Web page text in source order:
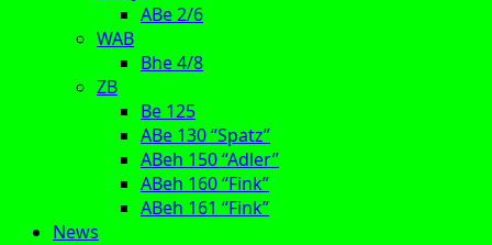
ABe 2/6
WAB
Bhe 4/8
ZB
Be 125
ABe 130 “Spatz”
ABeh 150 “Adler”
ABeh 160 “Fink”
ABeh 161 “Fink”
News